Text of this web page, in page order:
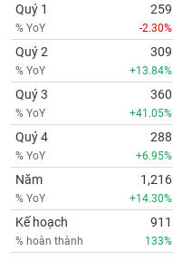
Quý 1
% YoY
259
-2.30%
Quý 2
% YoY
309
+13.84%
Quý 3
% YoY
360
+41.05%
Quý 4
% YoY
288
+6.95%
Năm
% YoY
1,216
+14.30%
Kế hoạch
% hoàn thành
911
133%